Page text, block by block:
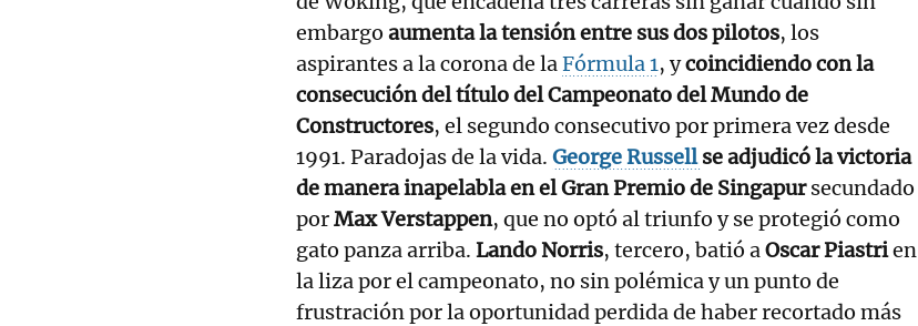
embargo aumenta la tensión entre sus dos pilotos, los
aspirantes a la corona de laFórmula 1, ycoincidiendo con la
consecución del título del Campeonato del Mundo de
Constructores, el segundo consecutivo por primera vez desde
1991. Paradojas de la vida. George Russellse adjudicó la victoria
de manera inapelabla en el Gran Premio de Singapursecundado
porMax Verstappen, que no optó al triunfo y se protegió como
gato panza arriba. Lando Norris, tercero, batió aOscar Piastrien
la liza por el campeonato, no sin polémica y un punto de
frustración por la oportunidad perdida de haber recortado más